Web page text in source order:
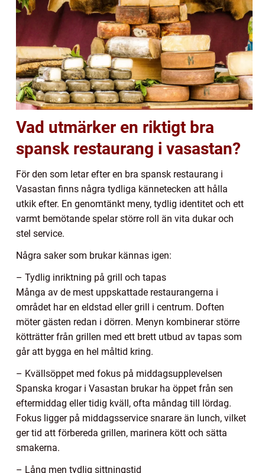
Vad utmärker en riktigt bra
spansk restaurang i vasastan?
För den som letar efter en bra spansk restaurang i
Vasastan finns några tydliga kännetecken att hålla
utkik efter. En genomtänkt meny, tydlig identitet och ett
varmt bemötande spelar större roll än vita dukar och
stel service.
Några saker som brukar kännas igen:
– Tydlig inriktning på grill och tapas
Många av de mest uppskattade restaurangerna i
området har en eldstad eller grill i centrum. Doften
möter gästen redan i dörren. Menyn kombinerar större
kötträtter från grillen med ett brett utbud av tapas som
går att bygga en hel måltid kring.
– Kvällsöppet med fokus på middagsupplevelsen
Spanska krogar i Vasastan brukar ha öppet från sen
eftermiddag eller tidig kväll, ofta måndag till lördag.
Fokus ligger på middagsservice snarare än lunch, vilket
ger tid att förbereda grillen, marinera kött och sätta
smakerna.
– Lång men tydlig sittningstid